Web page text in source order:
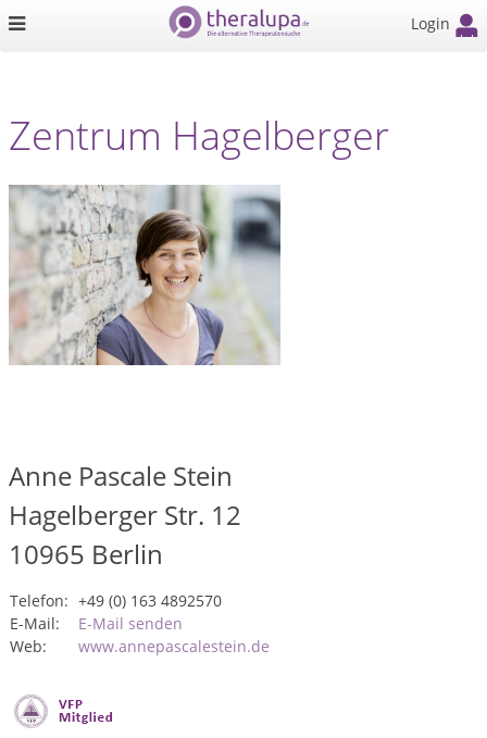
Login
Zentrum Hagelberger
Anne Pascale Stein
Hagelberger Str. 12
10965 Berlin
Telefon: +49 (0) 163 4892570
E-Mail:
E-Mail senden
Web:
www.annepascalestein.de